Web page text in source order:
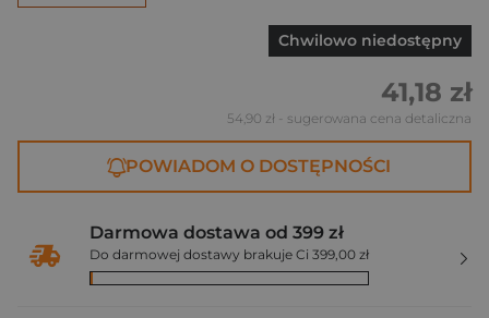
Chwilowo niedostępny
41,18 zł
54,90 zł - sugerowana cena detaliczna
POWIADOM O DOSTĘPNOŚCI
Darmowa dostawa od 399 zł
Do darmowej dostawy brakuje Ci 399,00 zł